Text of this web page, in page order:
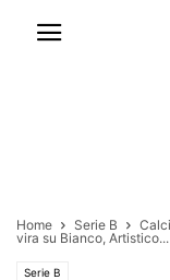
Home Serie B
vira su Bianco, Artistico...
Serie B